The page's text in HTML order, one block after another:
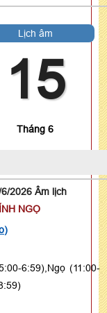
Lịch âm
15
Tháng 6
2026 Âm lịch
NGỌ
6:59),Ngọ (11:00-